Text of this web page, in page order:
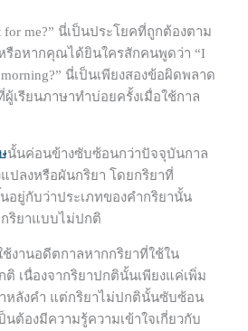
for me?” นี่เป็นประโยคที่ถูกต้องตาม
รือหากคุณได้ยินใครสักคนพูดว่า “I
นี่เป็นเพียงสองข้อผิดพลาด
เรียนภาษาทำบ่อยครั้งเมื่อใช้กาล
นั้นค่อนข้างซับซ้อนกว่าปัจจุบันกาล
ปลงหรือผันกริยา โดยกริยาที่
อยู่กับว่าประเภทของคำกริยานั้น
ริยาแบบไม่ปกติ
ช้งานอดีตกาลหากกริยาที่ใช้ใน
เนื่องจากริยาปกตินั้นเพียงแค่เพิ่ม
าหลังคำ แต่กริยาไม่ปกตินั้นซับซ้อน
นต้องมีความรู้ความเข้าใจเกี่ยวกับ